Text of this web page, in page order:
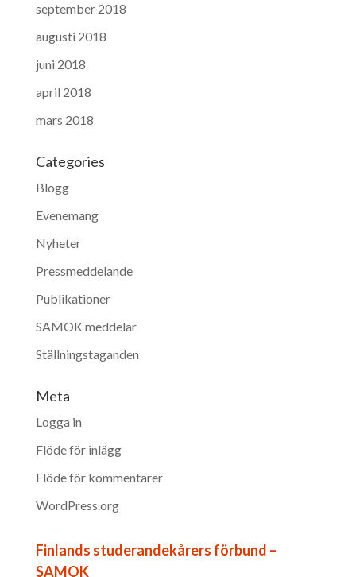
september 2018
augusti 2018
juni 2018
april 2018
mars 2018
Categories
Blogg
Evenemang
Nyheter
Pressmeddelande
Publikationer
SAMOK meddelar
Ställningstaganden
Meta
Logga in
Flöde för inlägg
Flöde för kommentarer
WordPress.org
Finlands studerandekårers förbund –
SAMOK